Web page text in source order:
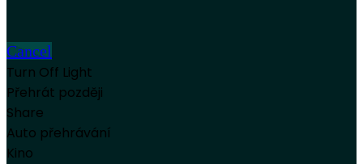
Cancel
Turn Off Light
Přehrát později
Share
Auto přehrávání
Kino